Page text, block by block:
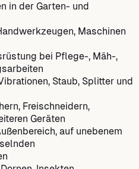
in der Garten- und
Maschinen
bei Pflege-, Mäh-,
Staub, Splitter und
Freischneidern,
Geräten
auf unebenem